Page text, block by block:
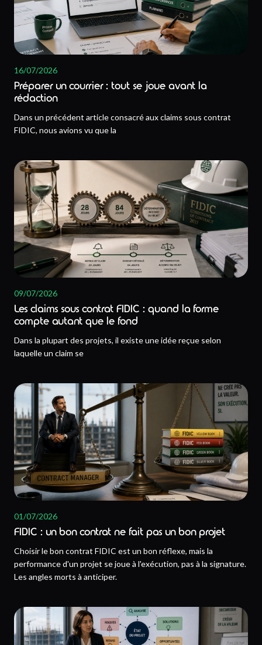
16/07/2026
Préparer un courrier : tout se joue avant la
rédaction
Dans un précédent article consacré aux claims sous contrat
FIDIC, nous avions vu que la
09/07/2026
Les claims sous contrat FIDIC : quand la forme
compte autant que le fond
Dans la plupart des projets, il existe une idée reçue selon
laquelle un claim se
01/07/2026
FIDIC : un bon contrat ne fait pas un bon projet
Choisir le bon contrat FIDIC est un bon réflexe, mais la
performance d'un projet se joue à l'exécution, pas à la signature.
Les angles morts à anticiper.